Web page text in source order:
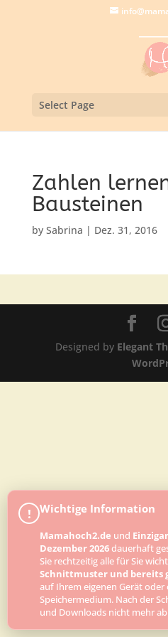
Select Page
Zahlen
Bausteinen
by Sabrina | Dez. 31, 2016
Designed by Elegant
! Wichtige Information
Mamahoch2.de und
Dezember 2026dauerhaft
Sie rechtzeitig alle für Sie
Schnittmuster und bereits
auf Ihrem eigenen Gerät oder
Speichermedium. Nach der
und Downloads nicht mehr